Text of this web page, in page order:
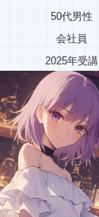
50代男性
会社員
2025年受講